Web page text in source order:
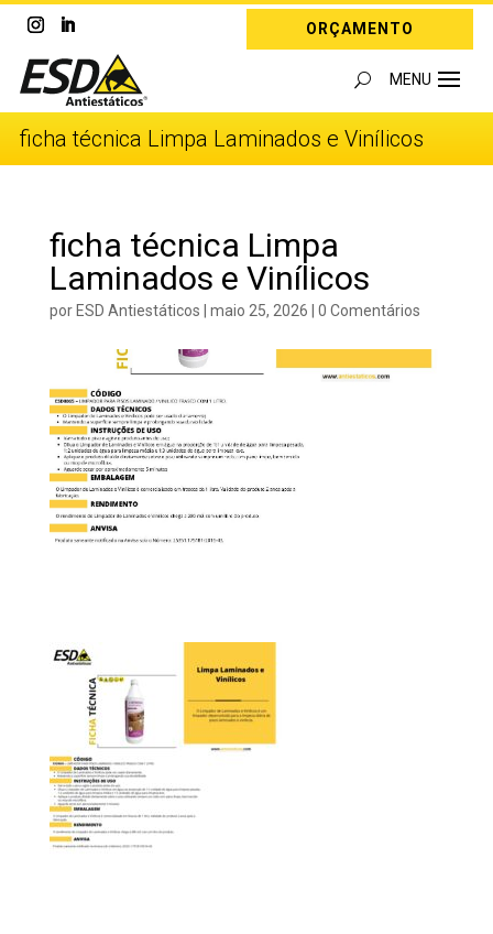
ORÇAMENTO
ficha técnica Limpa Laminados e Vinílicos
ficha técnica Limpa
Laminados e Vinílicos
porESD Antiestáticos | maio 25, 2026 | 0 Comentários